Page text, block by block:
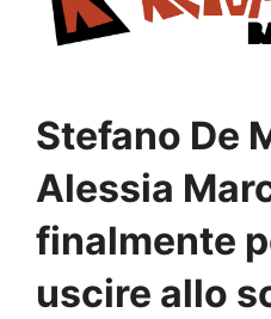
contenuto
Stefano De
Alessia
finalmente
uscire allo